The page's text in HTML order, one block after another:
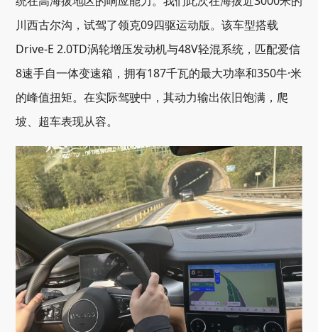
川西古尔沟，试驾了领克09四驱运动版。该车型搭载
Drive-E 2.0TD涡轮增压发动机与48V轻混系统，匹配爱信
8速手自一体变速箱，拥有187千瓦的最大功率和350牛·米
的峰值扭矩。在实际驾驶中，其动力输出依旧饱满，爬
坡、超车表现从容。